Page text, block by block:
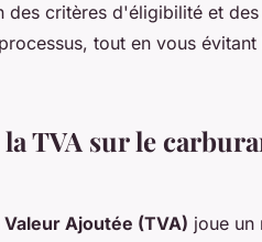
des critères d'éligibilité et des
tout en vous évitant
TVA sur le
Valeur Ajoutée (TVA) joue un